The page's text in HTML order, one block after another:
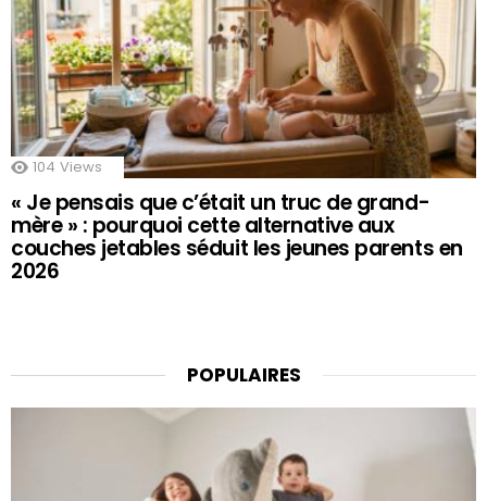
104 Views
« Je pensais que c’était un truc de grand-
mère » : pourquoi cette alternative aux
couches jetables séduit les jeunes parents en
2026
POPULAIRES